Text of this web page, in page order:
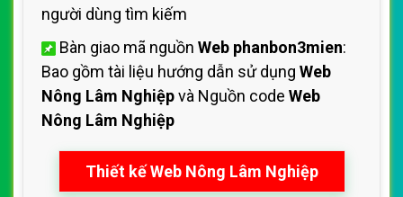
người dùng tìm kiếm
Bàn giao mã nguồn Web phanbon3mien:
Bao gồm tài liệu hướng dẫn sử dụng Web
Nông Lâm Nghiệpvà Nguồn code Web
Nông Lâm Nghiệp
Thiết kế Web Nông Lâm Nghiệp